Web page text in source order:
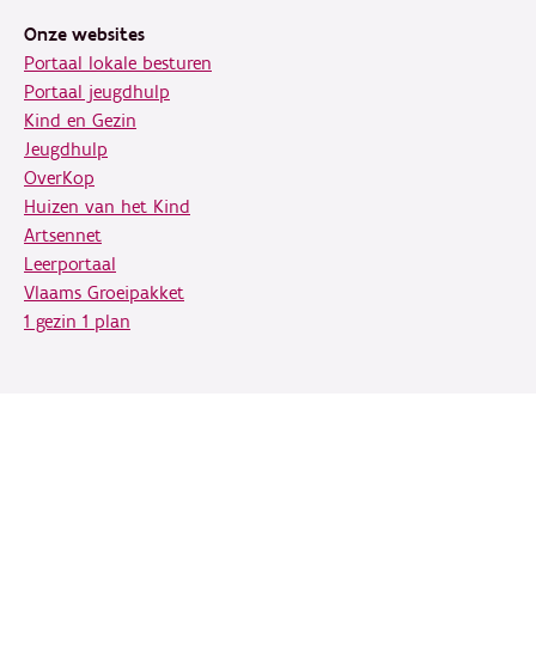
Onze websites
Portaal lokale besturen
Portaal jeugdhulp
Kind en Gezin
Jeugdhulp
OverKop
Huizen van het Kind
Artsennet
Leerportaal
Vlaams Groeipakket
1 gezin 1 plan